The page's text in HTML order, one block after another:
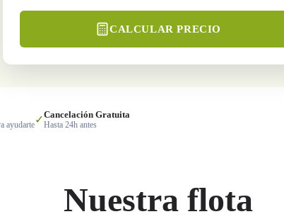
CALCULAR PRECIO
ayudarte✓Cancelación Gratuita
Hasta 24h antes
Nuestra flota